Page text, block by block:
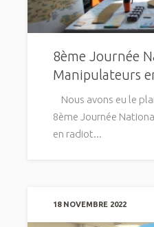
8ème Journée
Manipulateurs
Nous avons eu le
8ème Journée
en radiot...
18 NOVEMBRE 2022